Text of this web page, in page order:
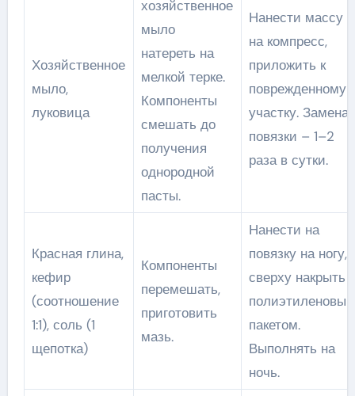
Хозяйственное
мыло,
луковица
хозяйственное
мыло
натереть на
мелкой терке.
Компоненты
смешать до
получения
однородной
пасты.
Нанести массу
на компресс,
приложить к
поврежденному
участку. Замена
повязки – 1–2
раза в сутки.
Красная глина,
кефир
(соотношение
1:1), соль (1
щепотка)
Компоненты
перемешать,
приготовить
мазь.
Нанести на
повязку на ногу,
сверху накрыть
полиэтиленовым
пакетом.
Выполнять на
ночь.